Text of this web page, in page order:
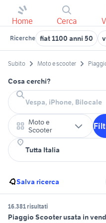
Home Cerca
Ricerche fiat 1100 anni 50
Subito Moto e scooter
Cosa cerchi?
Moto e
Scooter
Salva ricerca
16.381 risultati
Piaggio Scooter usata in